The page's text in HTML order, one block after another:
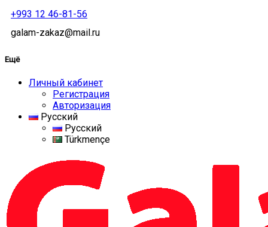
+993 12 46-81-56
galam-zakaz@mail.ru
Ещё
Личный кабинет
Регистрация
Авторизация
Русский
Русский
Türkmençe